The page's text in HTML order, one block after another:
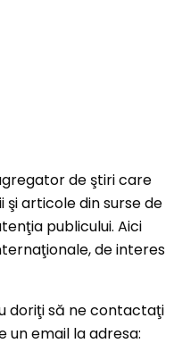
de ştiri care
articole din surse de
publicului. Aici
de interes
doriţi să ne contactaţi
un email la adresa: